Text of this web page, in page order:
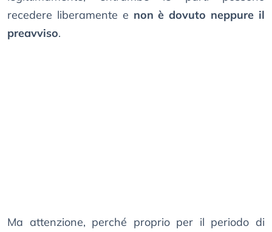
recedere liberamente e non è dovuto neppure il
preavviso.
Ma attenzione, perché proprio per il periodo di